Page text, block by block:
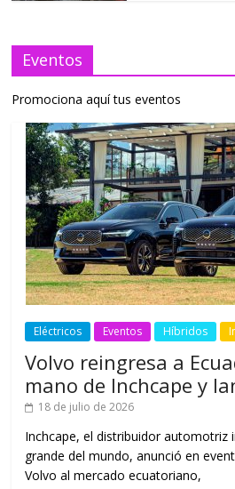
Eventos
Promociona aquí tus eventos
Eléctricos Eventos Híbridos
Volvo reingresa a
mano de Inchcape y
18 de julio de 2026
Inchcape, el distribuidor automotriz
grande del mundo, anunció en
Volvo al mercado ecuatoriano,